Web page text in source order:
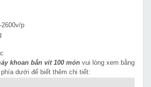
p
khoan bắn vít 100 món vui lòng xem bằng
dưới để biết thêm chi tiết: